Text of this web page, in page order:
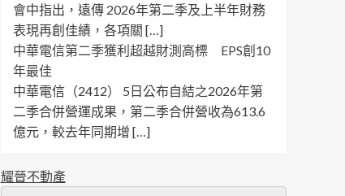
會中指出，遠傳 2026年第二季及上半年財務
表現再創佳績，各項關 […]
中華電信第二季獲利超越財測高標 EPS創10
年最佳
中華電信（2412） 5日公布自結之2026年第
二季合併營運成果，第二季合併營收為613.6
億元，較去年同期增 […]
耀晉不動產